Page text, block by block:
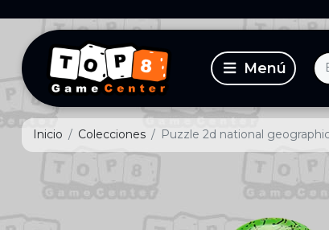
Inicio Colecciones Puzzle 2d national